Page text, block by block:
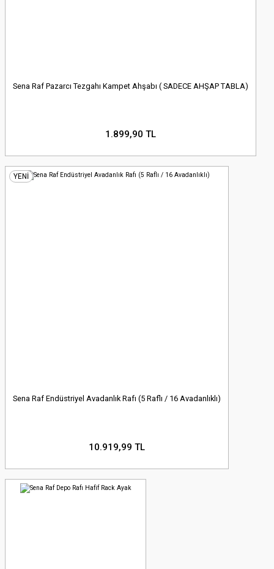
Sena Raf Pazarcı Tezgahı Kampet Ahşabı ( SADECE AHŞAP TABLA)
1.899,90 TL
YENİ
Sena Raf Endüstriyel Avadanlık Rafı (5 Raflı / 16 Avadanlıklı)
10.919,99 TL